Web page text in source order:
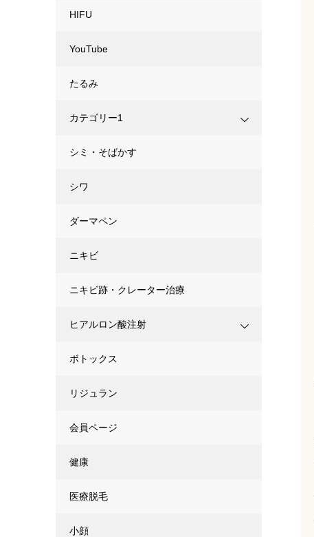
HIFU
YouTube
たるみ
カテゴリー1
シミ・そばかす
シワ
ダーマペン
ニキビ
ニキビ跡・クレーター治療
ヒアルロン酸注射
ボトックス
リジュラン
会員ページ
健康
医療脱毛
小顔